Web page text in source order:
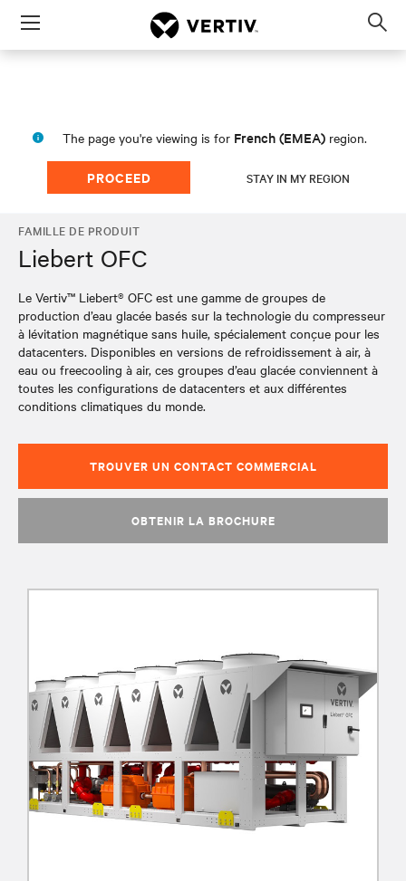
Menu
The page you're viewing is for French (EMEA) region.
PROCEED STAY IN MY REGION
FAMILLE DE PRODUIT
Liebert OFC
Le Vertiv™ Liebert® OFC est une gamme de groupes de
production d’eau glacée basés sur la technologie du compresseur
à lévitation magnétique sans huile, spécialement conçue pour les
datacenters. Disponibles en versions de refroidissement à air, à
eau ou freecooling à air, ces groupes d’eau glacée conviennent à
toutes les configurations de datacenters et aux différentes
conditions climatiques du monde.
TROUVER UN CONTACT COMMERCIAL
OBTENIR LA BROCHURE